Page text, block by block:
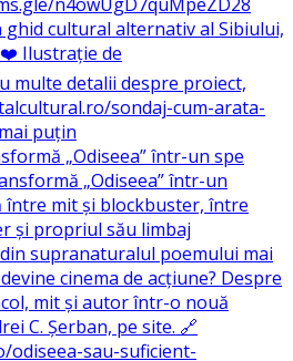
„Odiseea” într-un spe